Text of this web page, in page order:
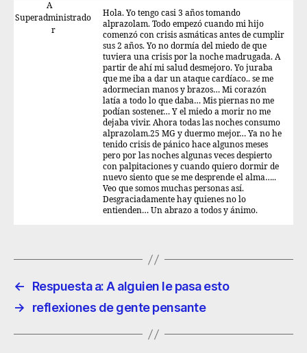
A
Superadministrado
r
Hola. Yo tengo casi 3 años tomando
alprazolam. Todo empezó cuando mi hijo
comenzó con crisis asmáticas antes de cumplir
sus 2 años. Yo no dormía del miedo de que
tuviera una crisis por la noche madrugada. A
partir de ahí mi salud desmejoro. Yo juraba
que me iba a dar un ataque cardíaco.. se me
adormecian manos y brazos… Mi corazón
latía a todo lo que daba… Mis piernas no me
podían sostener… Y el miedo a morir no me
dejaba vivir. Ahora todas las noches consumo
alprazolam.25 MG y duermo mejor… Ya no he
tenido crisis de pánico hace algunos meses
pero por las noches algunas veces despierto
con palpitaciones y cuando quiero dormir de
nuevo siento que se me desprende el alma…..
Veo que somos muchas personas así.
Desgraciadamente hay quienes no lo
entienden… Un abrazo a todos y ánimo.
←
Respuesta a: A alguien le pasa esto
→
reflexiones de gente pensante